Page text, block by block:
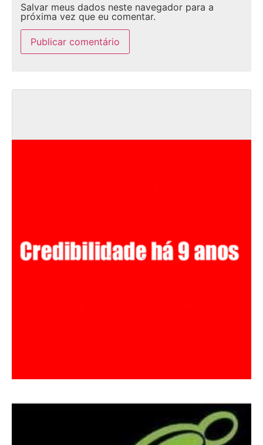
Salvar meus dados neste navegador para a
próxima vez que eu comentar.